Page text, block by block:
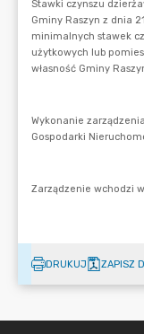
DRUKUJ ZAPISZ